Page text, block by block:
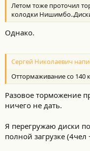
Летом тоже проточил
колодки Нишимбо..Диски
Однако.
Сергей Николаевич
Оттормаживание со 140
Разовое торможение
ничего не дать.
Я перегружаю диски
полной загрузке